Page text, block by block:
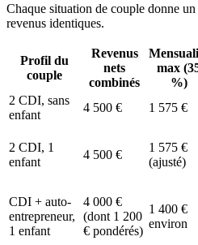
Chaque situation de couple donne
revenus identiques.
Profil du
couple
Revenus
nets
combinés
max
%)
2 CDI, sans
enfant
4 500 € 1 575 €
2 CDI, 1
enfant
4 500 €
1 575 €
(ajusté)
CDI + auto-
entrepreneur,
1 enfant
4 000 €
(dont 1 200
€ pondérés)
1 400 €
environ